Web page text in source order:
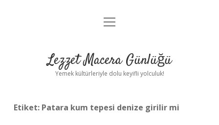
Anasayfa
Yasal Uyarı
menüyü
Lezzet Macera Günlüğü
Yemek kültürleriyle dolu keyifli yolculuk!
Etiket: Patara kum tepesi denize girilir mi